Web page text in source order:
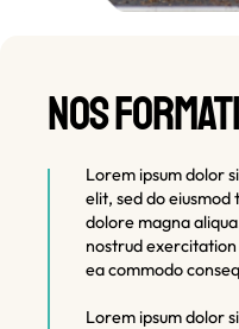
NOS
Lorem ipsum dolor
elit, sed do
dolore magna
nostrud exercitation
ea commodo
Lorem ipsum dolor